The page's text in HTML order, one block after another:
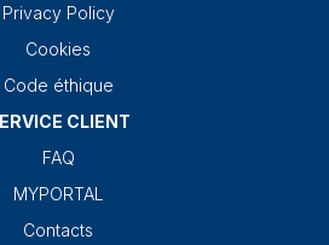
Privacy Policy
Cookies
Code éthique
CLIENT
FAQ
MYPORTAL
Contacts